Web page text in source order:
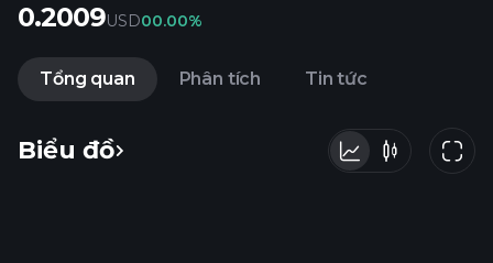
0.2009USD00.00%
Tổng quan Phân tích Tin tức
Biểu đồ